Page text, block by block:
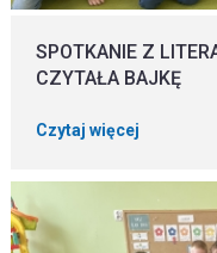
SPOTKANIE Z
CZYTAŁA BAJKĘ
Czytaj więcej